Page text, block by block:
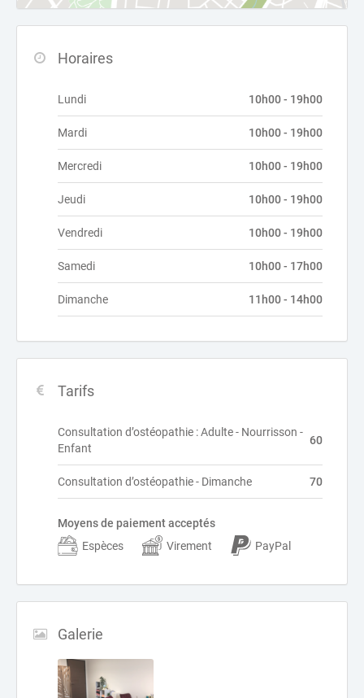
Horaires
Lundi 10h00 - 19h00
Mardi 10h00 - 19h00
Mercredi 10h00 - 19h00
Jeudi 10h00 - 19h00
Vendredi 10h00 - 19h00
Samedi 10h00 - 17h00
Dimanche 11h00 - 14h00
Tarifs
Consultation d’ostéopathie : Adulte - Nourrisson -
Enfant
60
Consultation d’ostéopathie - Dimanche 70
Moyens de paiement acceptés
Espèces
Virement PayPal
Galerie